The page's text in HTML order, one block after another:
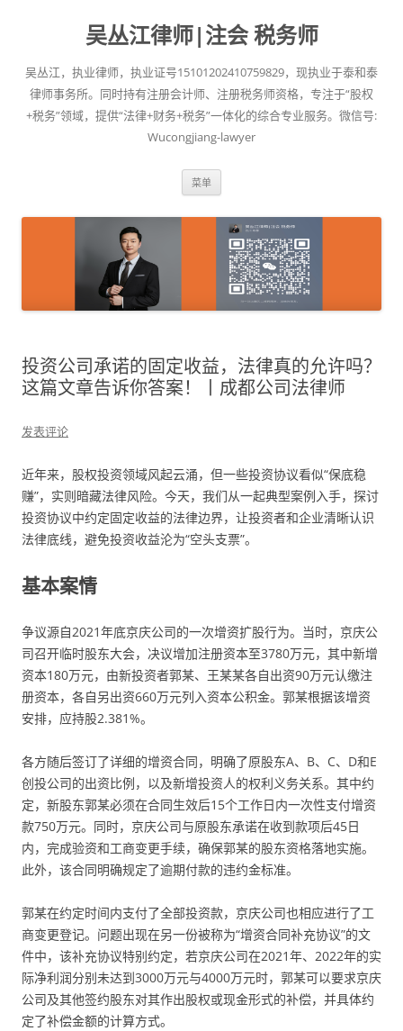
吴丛江律师|注会 税务师
吴丛江，执业律师，执业证号15101202410759829，现执业于泰和泰
律师事务所。同时持有注册会计师、注册税务师资格，专注于“股权
+税务”领域，提供“法律+财务+税务”一体化的综合专业服务。微信号:
Wucongjiang-lawyer
菜单
文
投资公司承诺的固定收益，法律真的允许吗？
这篇文章告诉你答案！丨成都公司法律师
发表评论
近年来，股权投资领域风起云涌，但一些投资协议看似“保底稳
赚”，实则暗藏法律风险。今天，我们从一起典型案例入手，探讨
投资协议中约定固定收益的法律边界，让投资者和企业清晰认识
法律底线，避免投资收益沦为“空头支票”。
基本案情
争议源自2021年底京庆公司的一次增资扩股行为。当时，京庆公
司召开临时股东大会，决议增加注册资本至3780万元，其中新增
资本180万元，由新投资者郭某、王某某各自出资90万元认缴注
册资本，各自另出资660万元列入资本公积金。郭某根据该增资
安排，应持股2.381%。
各方随后签订了详细的增资合同，明确了原股东A、B、C、D和E
创投公司的出资比例，以及新增投资人的权利义务关系。其中约
定，新股东郭某必须在合同生效后15个工作日内一次性支付增资
款750万元。同时，京庆公司与原股东承诺在收到款项后45日
内，完成验资和工商变更手续，确保郭某的股东资格落地实施。
此外，该合同明确规定了逾期付款的违约金标准。
郭某在约定时间内支付了全部投资款，京庆公司也相应进行了工
商变更登记。问题出现在另一份被称为“增资合同补充协议”的文
件中，该补充协议特别约定，若京庆公司在2021年、2022年的实
际净利润分别未达到3000万元与4000万元时，郭某可以要求京庆
公司及其他签约股东对其作出股权或现金形式的补偿，并具体约
定了补偿金额的计算方式。